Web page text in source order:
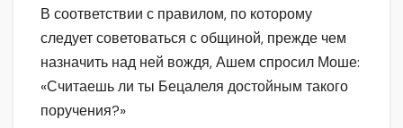
В соответствии с правилом, по которому
следует советоваться с общиной, прежде чем
назначить над ней вождя, Ашем спросил Моше:
«Считаешь ли ты Бецалеля достойным такого
поручения?»